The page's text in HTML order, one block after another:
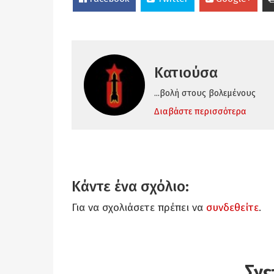
Κατιούσα
...βολή στους βολεμένους
Διαβάστε περισσότερα
Κάντε ένα σχόλιο:
Για να σχολιάσετε πρέπει να συνδεθείτε.